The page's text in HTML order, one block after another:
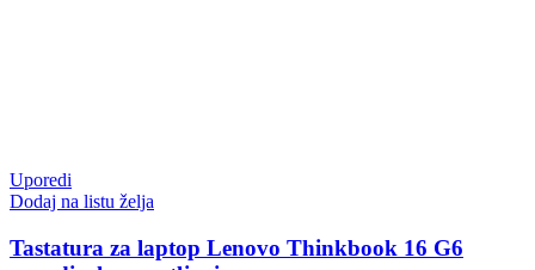
Uporedi
Dodaj na listu želja
Tastatura za laptop Lenovo Thinkbook 16 G6